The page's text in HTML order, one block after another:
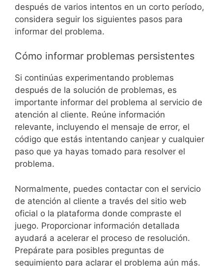
después de varios intentos en un corto período,
considera seguir los siguientes pasos para
informar del problema.
Cómo informar problemas persistentes
Si continúas experimentando problemas
después de la solución de problemas, es
importante informar del problema al servicio de
atención al cliente. Reúne información
relevante, incluyendo el mensaje de error, el
código que estás intentando canjear y cualquier
paso que ya hayas tomado para resolver el
problema.
Normalmente, puedes contactar con el servicio
de atención al cliente a través del sitio web
oficial o la plataforma donde compraste el
juego. Proporcionar información detallada
ayudará a acelerar el proceso de resolución.
Prepárate para posibles preguntas de
seguimiento para aclarar el problema aún más.